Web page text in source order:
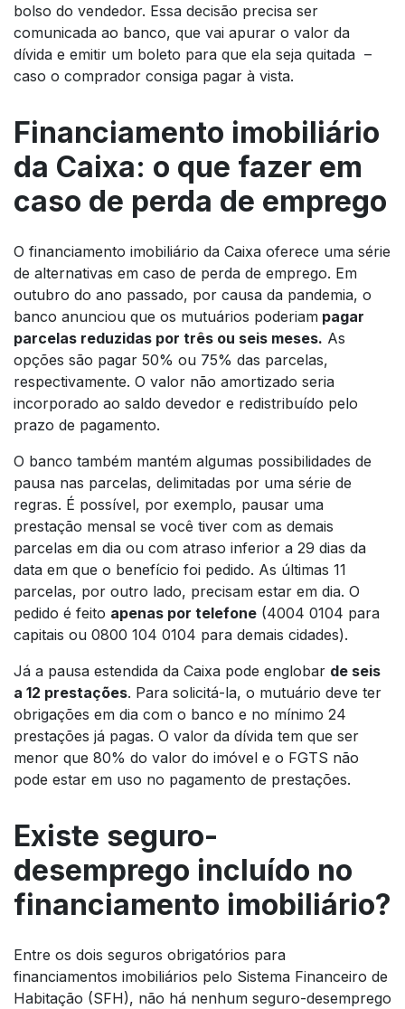
bolso do vendedor. Essa decisão precisa ser
comunicada ao banco, que vai apurar o valor da
dívida e emitir um boleto para que ela seja quitada –
caso o comprador consiga pagar à vista.
Financiamento imobiliário
da Caixa: o que fazer em
caso de perda de emprego
O financiamento imobiliário da Caixa oferece uma série
de alternativas em caso de perda de emprego. Em
outubro do ano passado, por causa da pandemia, o
banco anunciou que os mutuários poderiam pagar
parcelas reduzidas por três ou seis meses. As
opções são pagar 50% ou 75% das parcelas,
respectivamente. O valor não amortizado seria
incorporado ao saldo devedor e redistribuído pelo
prazo de pagamento.
O banco também mantém algumas possibilidades de
pausa nas parcelas, delimitadas por uma série de
regras. É possível, por exemplo, pausar uma
prestação mensal se você tiver com as demais
parcelas em dia ou com atraso inferior a 29 dias da
data em que o benefício foi pedido. As últimas 11
parcelas, por outro lado, precisam estar em dia. O
pedido é feito apenas por telefone (4004 0104 para
capitais ou 0800 104 0104 para demais cidades).
Já a pausa estendida da Caixa pode englobar de seis
a 12 prestações. Para solicitá-la, o mutuário deve ter
obrigações em dia com o banco e no mínimo 24
prestações já pagas. O valor da dívida tem que ser
menor que 80% do valor do imóvel e o FGTS não
pode estar em uso no pagamento de prestações.
Existe seguro-
desemprego incluído no
financiamento imobiliário?
Entre os dois seguros obrigatórios para
financiamentos imobiliários pelo Sistema Financeiro de
Habitação (SFH), não há nenhum seguro-desemprego